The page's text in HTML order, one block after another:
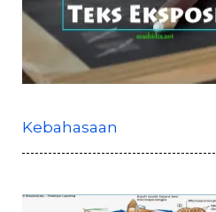
Kebahasaan